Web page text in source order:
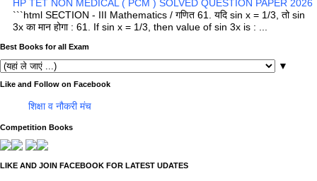
HP TET NON MEDICAL ( PCM ) SOLVED QUESTION PAPER 2026
```html SECTION - III Mathematics / गणित 61. यदि sin x = 1/3, तो sin
3x का मान होगा : 61. If sin x = 1/3, then value of sin 3x is : ...
Best Books for all Exam
▼
Like and Follow on Facebook
शिक्षा व नौकरी मंच
Competition Books
LIKE AND JOIN FACEBOOK FOR LATEST UDATES